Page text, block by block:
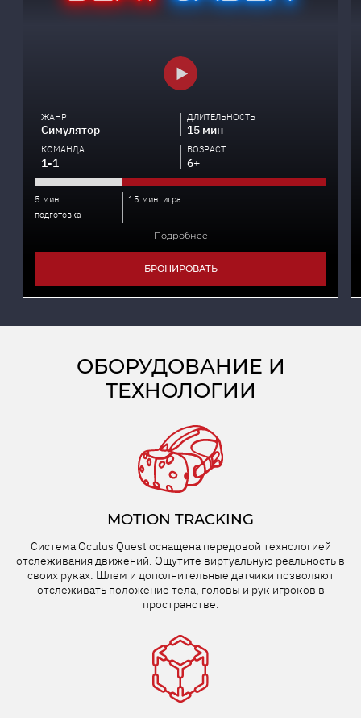
ЖАНР
Симулятор
ДЛИТЕЛЬНОСТЬ
15 мин
КОМАНДА
1-1
ВОЗРАСТ
6+
5 мин.
подготовка
15 мин. игра
Подробнее
пульсирующие музыкальные ритмы в окружении
использовать, и направление, в котором вы должны
рубить. С Beat Saber вы станете танцующим
БРОНИРОВАТЬ
ОБОРУДОВАНИЕ И
ТЕХНОЛОГИИ
MOTION TRACKING
Система Oculus Quest оснащена передовой технологией
отслеживания движений. Ощутите виртуальную реальность в
своих руках. Шлем и дополнительные датчики позволяют
отслеживать положение тела, головы и рук игроков в
пространстве.